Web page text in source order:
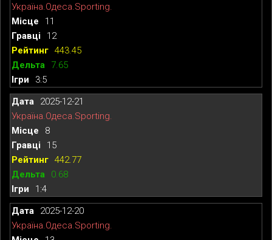
Україна.Одеса.Sporting.
11
12
443.45
7.65
3:5
2025-12-21
Україна.Одеса.Sporting.
8
15
442.77
0.68
1:4
2025-12-20
Україна.Одеса.Sporting.